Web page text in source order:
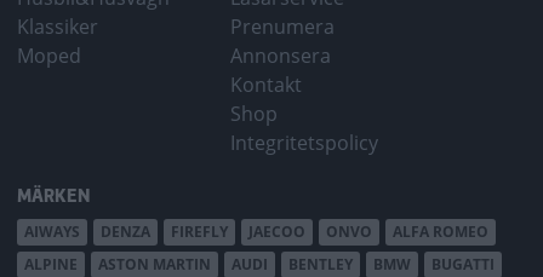
Klassiker
Moped
Prenumera
Annonsera
Kontakt
Shop
Integritetspolicy
MÄRKEN
AIWAYS DENZA FIREFLY JAECOO ONVO
ALFA ROMEO
ALPINE
ASTON MARTIN AUDI BENTLEY BMW
BUGATTI